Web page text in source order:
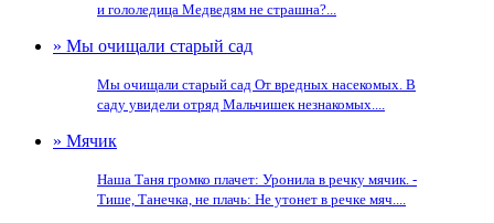
и гололедица Медведям не страшна?...
» Мы очищали старый сад
Мы очищали старый сад От вредных насекомых. В
саду увидели отряд Мальчишек незнакомых....
» Мячик
Наша Таня громко плачет: Уронила в речку мячик. -
Тише, Танечка, не плачь: Не утонет в речке мяч....